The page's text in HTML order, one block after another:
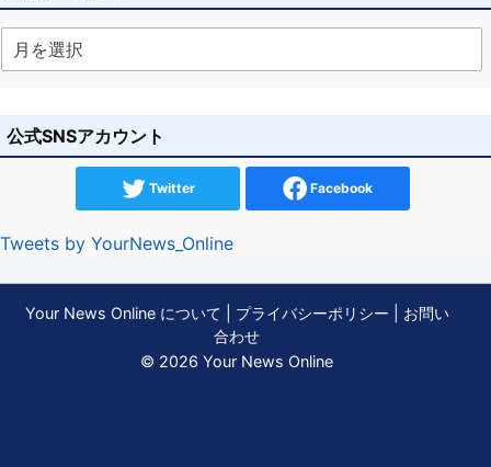
公式SNSアカウント
Twitter Facebook
Tweets by YourNews_Online
Your News Online について プライバシーポリシー
お問い
合わせ
© 2026 Your News Online